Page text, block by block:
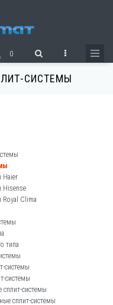
0
СИСТЕМЫ
Haier
Hisense
Royal Clima
типа
системы
системы
сплит-системы
сплит-системы